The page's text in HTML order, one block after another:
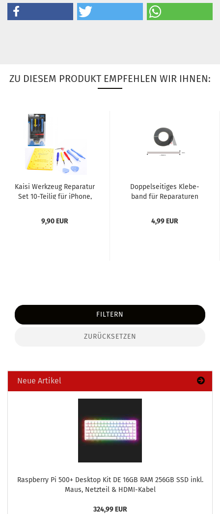
ZU DIESEM PRODUKT EMPFEHLEN WIR IHNEN:
Kaisi Werk­zeug Re­pa­ra­tur
Set 10-​Tei­lig für iPho­ne,
9,90 EUR
Dop­pel­sei­ti­ges Kle­be­
band für Re­pa­ra­tu­ren
4,99 EUR
FILTERN
ZURÜCKSETZEN
Neue Artikel
Raspber­ry Pi 500+ Desk­top Kit DE 16GB RAM 256GB SSD inkl.
Maus, Netz­teil & HDMI-​Kabel
324,99 EUR